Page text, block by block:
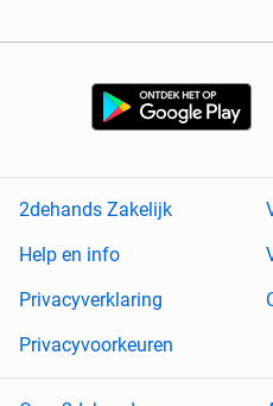
2dehands Zakelijk
Help en info
Privacyverklaring
Privacyvoorkeuren